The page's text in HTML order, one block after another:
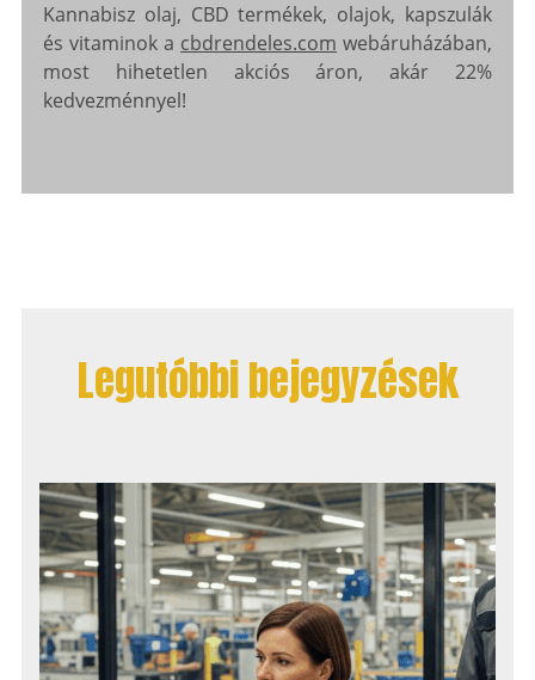
Kannabisz olaj, CBD termékek, olajok, kapszulák
és vitaminok a cbdrendeles.com webáruházában,
most hihetetlen akciós áron, akár 22%
kedvezménnyel!
Legutóbbi bejegyzések